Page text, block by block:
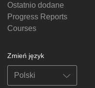
Ostatnio dodane
Progress Reports
Courses
Zmień język